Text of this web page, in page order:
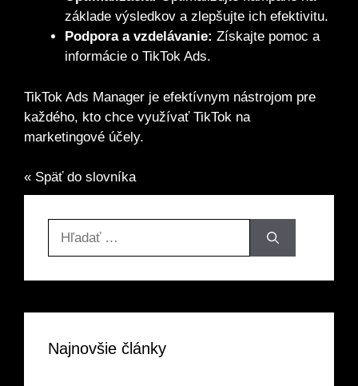
základe výsledkov a zlepšujte ich efektivitu.
Podpora a vzdelávanie: Získajte pomoc a
informácie o TikTok Ads.
TikTok Ads Manager je efektívnym nástrojom pre
každého, kto chce využívať TikTok na
marketingové účely.
« Späť do slovníka
Najnovšie články